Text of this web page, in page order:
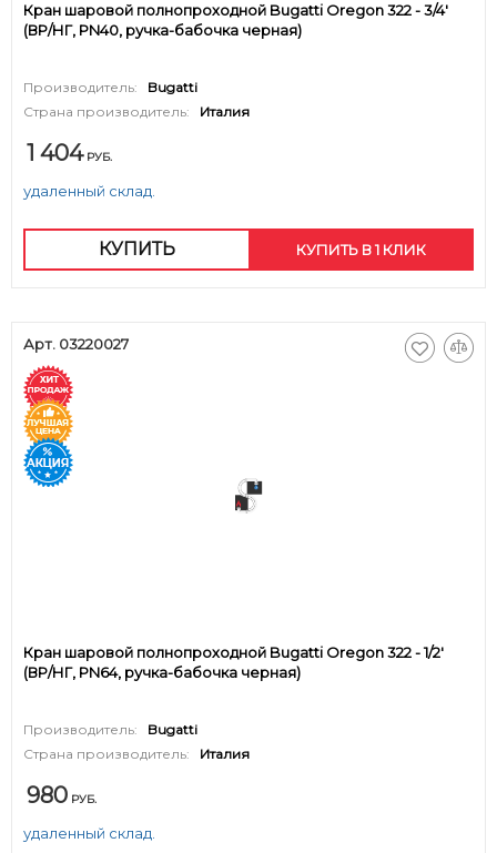
Кран шаровой полнопроходной Bugatti Oregon 322 - 3/4'
(ВР/НГ, PN40, ручка-бабочка черная)
Производитель:
Bugatti
Страна производитель:
Италия
1 404 РУБ.
удаленный склад.
КУПИТЬ КУПИТЬ В 1 КЛИК
Арт. 03220027
Кран шаровой полнопроходной Bugatti Oregon 322 - 1/2'
(ВР/НГ, PN64, ручка-бабочка черная)
Производитель:
Bugatti
Страна производитель:
Италия
980 РУБ.
удаленный склад.